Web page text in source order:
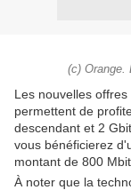
(c) Orange.
Les nouvelles offres
permettent de
descendant et 2
vous bénéficierez
montant de 800
À noter que la